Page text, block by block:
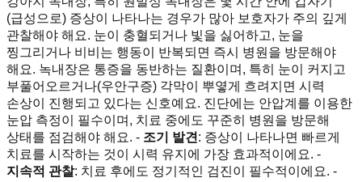
(급성으로) 증상이 나타나는 경우가 많아 보호자가 주의 깊게
관찰해야 해요. 눈이 충혈되거나 빛을 싫어하고, 눈을
찡그리거나 비비는 행동이 반복되면 즉시 병원을 방문해야
해요. 녹내장은 통증을 동반하는 질환이며, 특히 눈이 커지고
부풀어오르거나(우안구증) 각막이 뿌옇게 흐려지면 시력
손상이 진행되고 있다는 신호예요. 진단에는 안압계를 이용한
눈압 측정이 필수이며, 치료 중에도 꾸준히 병원을 방문해
상태를 점검해야 해요. - 조기 발견 : 증상이 나타나면 빠르게
치료를 시작하는 것이 시력 유지에 가장 효과적이에요. -
지속적 관찰: 치료 후에도 정기적인 검진이 필수적이에요. -